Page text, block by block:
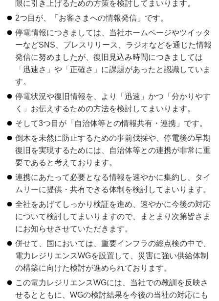
限に引き上げるための方策を検討してまいります。
2つ目が、「お客さまへの情報発信」です。
停電情報につきましては、当社ホームページやツイッタ
ーなどSNS、プレスリリース、ラジオなどを通じた情報
発信に努めましたが、復旧見込み時間につきましては
「迅速さ」や「正確さ」に課題があったと認識していま
す。
停電状況や復旧情報を、より「迅速」かつ「分かりやす
く」お伝えするための方法を検討してまいります。
そして3つ目が「自治体等との情報共有・連携」です。
倒木を未然に防止するための事前伐採や、停電後の早期
復旧を実現するためには、自治体等との連携が非常に重
要であると考えております。
連携にあたって必要となる情報を速やかに集約し、タイ
ムリーに提供・共有できる体制を検討してまいります。
全社をあげてしっかり検証を進め、速やかに今後の対応
について検討してまいりますので、まとまり次第皆さま
にお知らせさせていただきます。
併せて、国においては、重要インフラの総点検の中で、
電力レジリエンスWGを設置して、災害に強い供給体制
の構築に向けた検討が進められております。
この電力レジリエンスWGには、当社での教訓を反映さ
せるとともに、WGの検討結果を今後の当社の対応にも